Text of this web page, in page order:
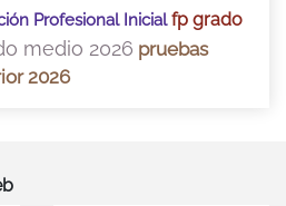
Profesional Inicial fp grado
medio 2026 pruebas
2026